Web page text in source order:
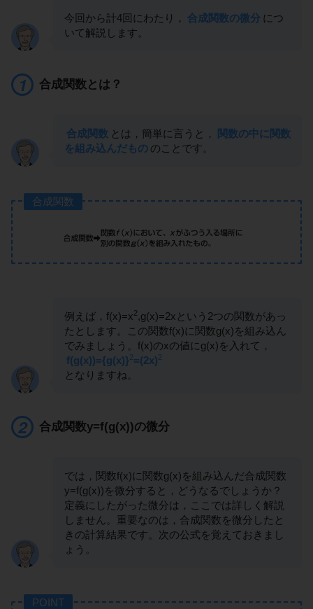
今回から計4回にわたり， 合成関数の微分 につ
いて解説します。
合成関数とは？
合成関数 とは，簡単に言うと，
関数の中に関数
を組み込んだもの のことです。
合成関数
例えば，f(x)=x2,g(x)=2xという2つの関数があっ
たとします。この関数f(x)に関数g(x)を組み込ん
でみましょう。f(x)のxの値にg(x)を入れて，
f(g(x))={g(x)}2=(2x)2
となりますね。
合成関数y=f(g(x))の微分
では，関数f(x)に関数g(x)を組み込んだ合成関数
y=f(g(x))を微分すると，どうなるでしょうか？
定義にしたがった微分は，ここでは詳しく解説
しません。重要なのは，合成関数を微分したと
きの計算結果です。次の公式を覚えておきまし
ょう。
POINT